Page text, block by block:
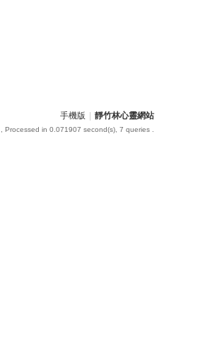
手機版 靜竹林心靈網站
, Processed in 0.071907 second(s), 7 queries .